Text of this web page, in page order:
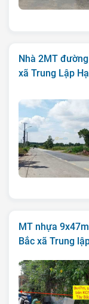
Liên Hệ
Nhà 2MT
xã Trung Lập Hạ
MT nhựa
Bắc xã Trung